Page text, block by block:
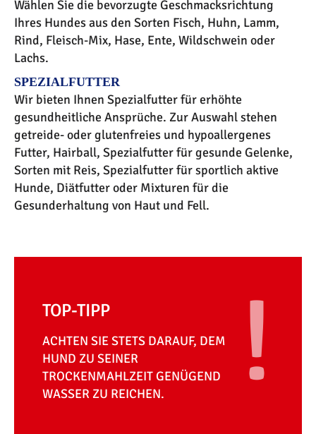
Wählen Sie die bevorzugte Geschmacksrichtung
Ihres Hundes aus den Sorten Fisch, Huhn, Lamm,
Rind, Fleisch-Mix, Hase, Ente, Wildschwein oder
Lachs.
SPEZIALFUTTER
Wir bieten Ihnen Spezialfutter für erhöhte
gesundheitliche Ansprüche. Zur Auswahl stehen
getreide- oder glutenfreies und hypoallergenes
Futter, Hairball, Spezialfutter für gesunde Gelenke,
Sorten mit Reis, Spezialfutter für sportlich aktive
Hunde, Diätfutter oder Mixturen für die
Gesunderhaltung von Haut und Fell.
TOP-TIPP
ACHTEN SIE STETS DARAUF, DEM
HUND ZU SEINER
TROCKENMAHLZEIT GENÜGEND
WASSER ZU REICHEN.